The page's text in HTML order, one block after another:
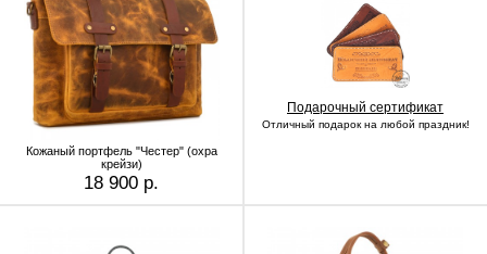
Кожаный портфель "Честер" (охра
крейзи)
18 900 р.
Подарочный сертификат
Отличный подарок на любой праздник!